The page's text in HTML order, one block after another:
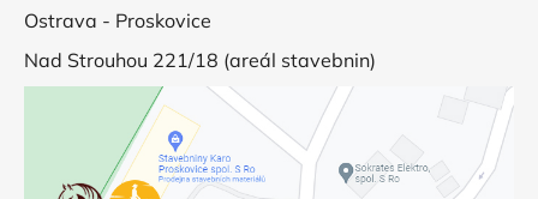
Ostrava - Proskovice
Nad Strouhou 221/18 (areál stavebnin)